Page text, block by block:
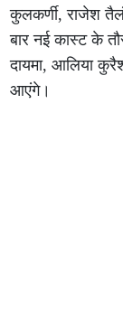
कुलकर्णी, राजेश
बार नई कास्ट के तौर
दायमा, आलिया
आएंगे।